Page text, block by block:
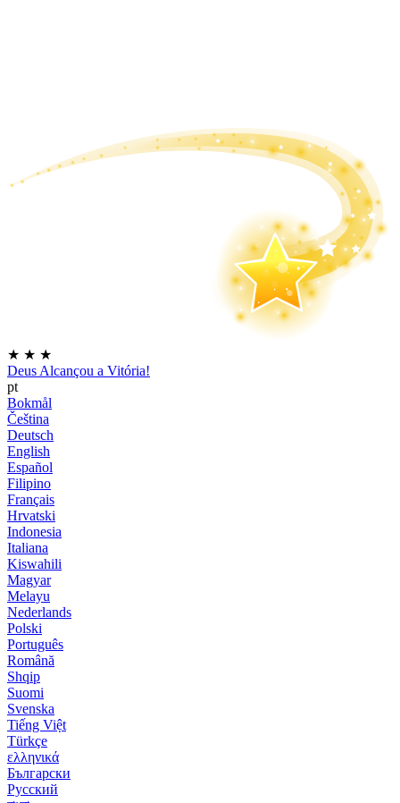
★ ★ ★
Deus Alcançou a Vitória!
pt
Bokmål
Čeština
Deutsch
English
Español
Filipino
Français
Hrvatski
Indonesia
Italiana
Kiswahili
Magyar
Melayu
Nederlands
Polski
Português
Română
Shqip
Suomi
Svenska
Tiếng Việt
Türkçe
ελληνικά
Български
Русский